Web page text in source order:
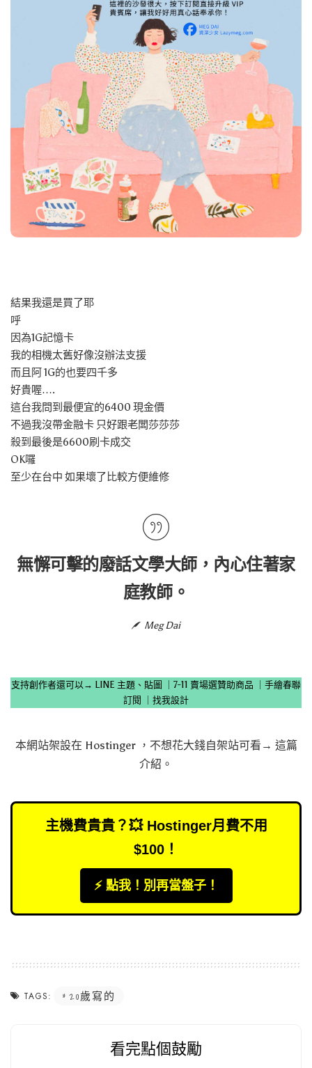
結果我還是買了耶
呼
因為1G記憶卡
我的相機太舊好像沒辦法支援
而且阿 1G的也要四千多
好貴喔….
這台我問到最便宜的6400 現金價
不過我沒帶金融卡 只好跟老闆莎莎莎
殺到最後是6600刷卡成交
OK囉
至少在台中 如果壞了比較方便維修
無懈可擊的廢話文學大師，內心住著家
庭教師。
Meg Dai
支持創作者還可以→ LINE 主題、貼圖 7-11 賣場選贊助商品
手繪春聯
訂閱
找我設計
本網站架設在 Hostinger，不想花大錢自架站可看→ 這篇
介紹 。
主機費貴貴？💥 Hostinger月費不用
$100！
⚡️ 點我！別再當盤子！
TAGS: 20歲寫的
看完點個鼓勵